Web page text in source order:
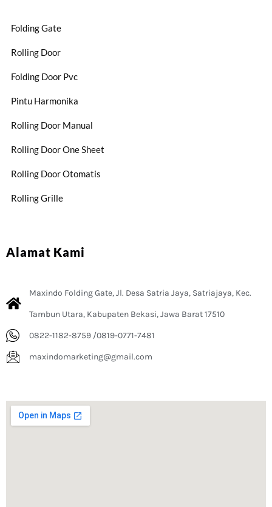
Folding Gate
Rolling Door
Folding Door Pvc
Pintu Harmonika
Rolling Door Manual
Rolling Door One Sheet
Rolling Door Otomatis
Rolling Grille
Alamat Kami
Maxindo Folding Gate, Jl. Desa Satria Jaya, Satriajaya, Kec.
Tambun Utara, Kabupaten Bekasi, Jawa Barat 17510
0822-1182-8759 /0819-0771-7481
maxindomarketing@gmail.com